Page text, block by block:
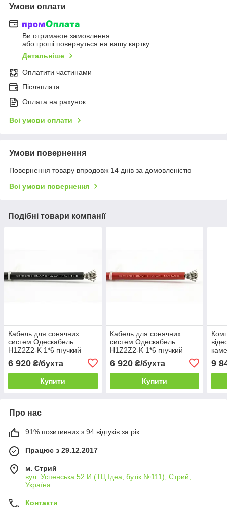
Умови оплати
Ви отримаєте замовлення
або гроші повернуться на вашу картку
Детальніше
Оплатити частинами
Післяплата
Оплата на рахунок
Всі умови оплати
Умови повернення
Повернення товару впродовж 14 днів за домовленістю
Всі умови повернення
Подібні товари компанії
Кабель для сонячних
систем Одескабель
H1Z2Z2-K 1*6 гнучкий
фотовольтаїчний чорний
бухта 100 м
6 920 ₴/бухта
Купити
Кабель для сонячних
систем Одескабель
H1Z2Z2-K 1*6 гнучкий
фотовольтаїчний
червоний бухта 100 м
6 920₴/бухта
Купити
9
Про нас
91% позитивних з 94 відгуків за рік
Працює з 29.12.2017
м. Стрий
вул. Успенська 52 И (ТЦ Ідеа, бутік №111), Стрий,
Україна
Контакти